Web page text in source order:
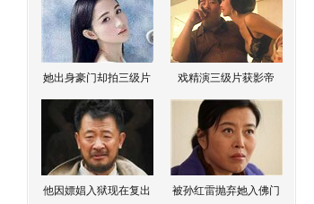
她出身豪门却拍三级片 戏精演三级片获影帝
他因嫖娼入狱现在复出 被孙红雷抛弃她入佛门